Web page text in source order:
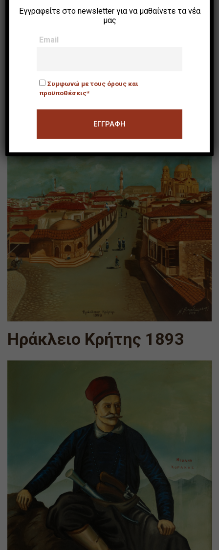
Πόρτα παλαιού
αρχοντικού
Ηράκλειο Κρήτης 1893
Εγγραφείτε στο newsletter για να μαθαίνετε τα νέα
μας
Email
Συμφωνώ με τους όρους και
προϋποθέσεις*